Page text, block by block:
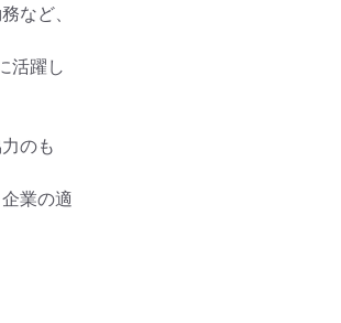
など、
活躍し
のも
業の適